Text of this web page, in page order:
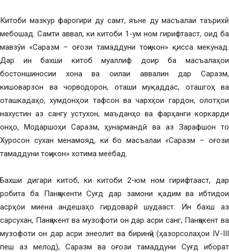
Китоби мазкур фарогири ду самт, яъне ду масъалаи таърихӣ
мебошад. Самти аввал, ки китоби 1-ум ном гирифтааст, оид ба
мавзӯи «Саразм – оғози тамаддуни тоҷикон» қисса мекунад.
Дар ин бахши китоб муаллиф доир ба масъалаҳои
бостоншиносии хона ва оилаи аввалин дар Саразм,
кишоварзон ва чорводорон, оташи муқаддас, оташгоҳ ва
оташкадаҳо, хумдонҳои тафсон ва чархҳои гардон, олотҳои
нахустин аз сангу устухон, маъданҳо ва фарҳанги коркарди
онҳо, Модаршоҳи Саразм, ҳунармандӣ ва аз Зарафшон то
Хуросон сухан менамояд, ки бо масъалаи «Саразм – оғози
тамаддуни тоҷикон» хотима меёбад.
Бахши дигари китоб, ки китоби 2-юм ном гирифтааст, дар
робита ба Панҷакенти Суғд дар замони қадим ва ибтидои
асрҳои миёна андешаҳо гирдоварӣ шудааст. Ин бахш аз
сарсухан, Панҷакент ва музофоти он дар асри санг, Панҷакент ва
музофоти он дар асри энеолит ва биринҷӣ (ҳазорсолаҳои IV-III
пеш аз мелод), Саразм ва оғози тамаддуни Суғд иборат